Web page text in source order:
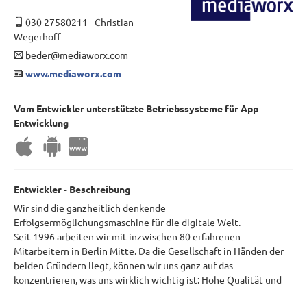
030 27580211 -Christian
Wegerhoff
beder@mediaworx.com
www.mediaworx.com
Vom Entwickler unterstützte Betriebssysteme für App
Entwicklung
Entwickler - Beschreibung
Wir sind die ganzheitlich denkende
Erfolgsermöglichungsmaschine für die digitale Welt.
Seit 1996 arbeiten wir mit inzwischen 80 erfahrenen
Mitarbeitern in Berlin Mitte. Da die Gesellschaft in Händen der
beiden Gründern liegt, können wir uns ganz auf das
konzentrieren, was uns wirklich wichtig ist: Hohe Qualität und